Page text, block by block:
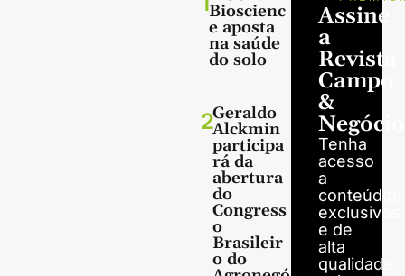
Bioscienc
e aposta
na saúde
do solo
2Geraldo
Alckmin
participa
rá da
abertura
do
Congress
o
Brasileir
o do
Assine
a
Revista
Campo
&
Tenha
acesso
a
conteúdos
exclusivos
e de
alta
qualidade